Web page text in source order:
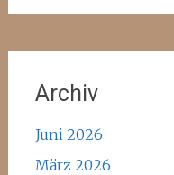
Archiv
Juni 2026
März 2026